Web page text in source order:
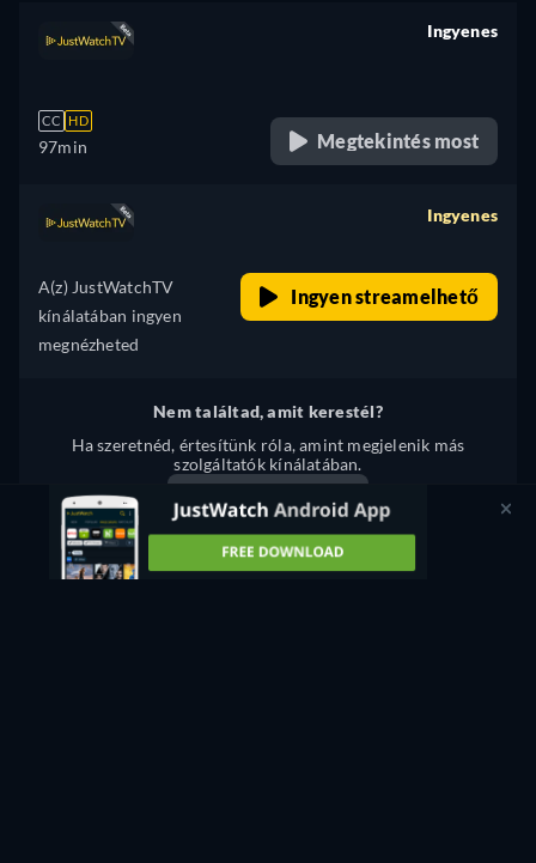
CC HD
97min
Ingyenes
Megtekintés most
A(z) JustWatchTV
kínálatában ingyen
megnézheted
Ingyenes
Ingyen streamelhető
Nem találtad, amit kerestél?
Ha szeretnéd, értesítünk róla, amint megjelenik más
szolgáltatók kínálatában.
Értesítést kérek
Hibát észleltél? Értesíts minket!